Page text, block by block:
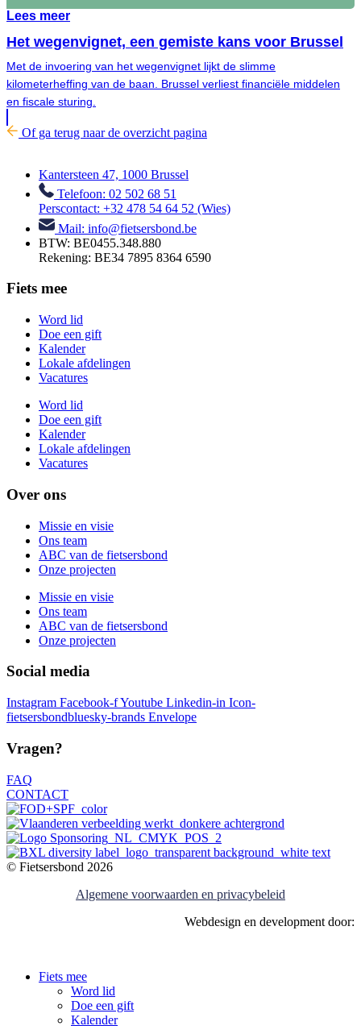
Lees meer
Het wegenvignet, een gemiste kans voor Brussel
Met de invoering van het wegenvignet lijkt de slimme
kilometerheffing van de baan. Brussel verliest financiële middelen
en fiscale sturing.
Of ga terug naar de overzicht pagina
Kantersteen 47, 1000 Brussel
Telefoon: 02 502 68 51
Perscontact: +32 478 54 64 52 (Wies)
Mail: info@fietsersbond.be
BTW: BE0455.348.880
Rekening: BE34 7895 8364 6590
Fiets mee
Word lid
Doe een gift
Kalender
Lokale afdelingen
Vacatures
Word lid
Doe een gift
Kalender
Lokale afdelingen
Vacatures
Over ons
Missie en visie
Ons team
ABC van de fietsersbond
Onze projecten
Missie en visie
Ons team
ABC van de fietsersbond
Onze projecten
Social media
Instagram Facebook-fYoutube Linkedin-in Icon-
fietsersbondbluesky-brands Envelope
Vragen?
FAQ
CONTACT
© Fietsersbond 2026
Algemene voorwaarden en privacybeleid
Webdesign en development door:
Fiets mee
Word lid
Doe een gift
Kalender